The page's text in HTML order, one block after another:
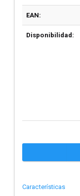
EAN:
Disponibilidad:
Características